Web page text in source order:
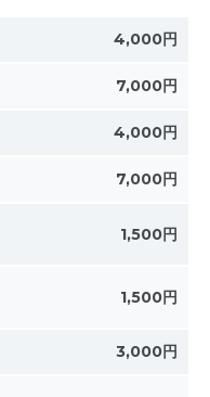
4,000円
7,000円
4,000円
7,000円
1,500円
1,500円
3,000円